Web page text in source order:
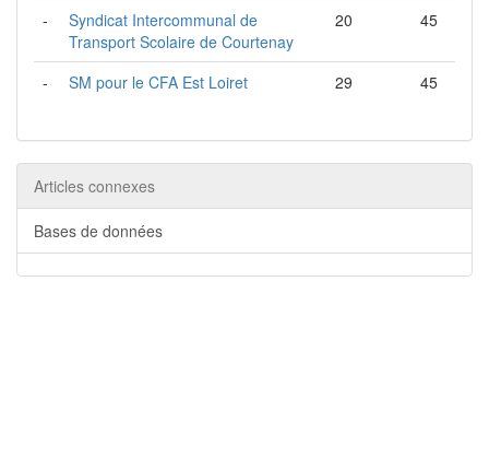
-
Syndicat Intercommunal de
Transport Scolaire de Courtenay
20 45
- SM pour le CFA Est Loiret 29 45
Articles connexes
Bases de données